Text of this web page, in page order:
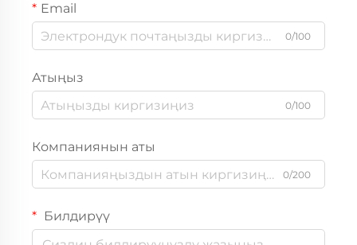
Email
0/100
Атыңыз
0/100
Компаниянын аты
0/200
Билдирүү